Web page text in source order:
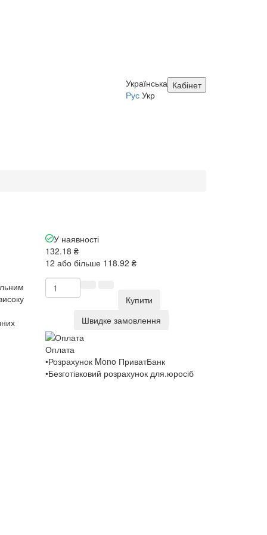
Кабінет
Українська
Рус Укр
У наявності
132.18 ₴
12 або більше 118.92 ₴
Купити
Швидке замовлення
Оплата
•Розрахунок Mono ПриватБанк
•Безготівковий розрахунок для.юросіб